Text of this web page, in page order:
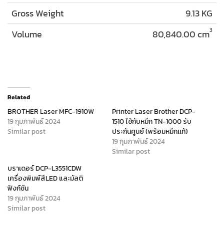
Gross Weight
9.13 KG
Volume
80,840.00 cm3
Related
BROTHER Laser MFC-1910W
19 กุมภาพันธ์ 2024
Similar post
Printer Laser Brother DCP-
1510 ใช้กับหมึก TN-1000 รับ
ประกันศูนย์ (พร้อมหมึกเเท้)
19 กุมภาพันธ์ 2024
Similar post
บราเดอร์ DCP-L3551CDW
เครื่องพิมพ์สีLED และมัลติ
ฟังก์ชัน
19 กุมภาพันธ์ 2024
Similar post